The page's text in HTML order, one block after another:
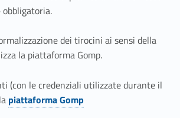
dei tirocini ai sensi della
la piattaforma Gomp.
(con le credenziali utilizzate durante il
piattaforma Gomp